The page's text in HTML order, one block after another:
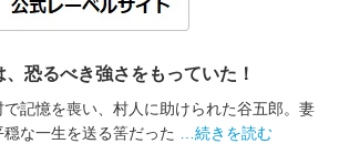
恐るべき強さをもっていた！
記憶を喪い、村人に助けられた谷五郎。妻
な一生を送る筈だった
…続きを読む